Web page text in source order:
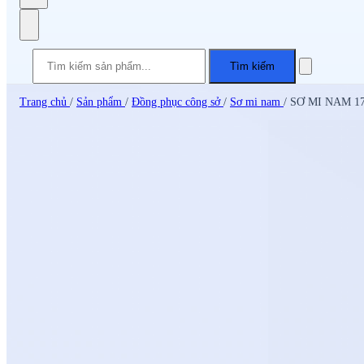
Tìm kiếm
Trang chủ / Sản phẩm / Đồng phục công sở / Sơ mi nam / SƠ MI NAM